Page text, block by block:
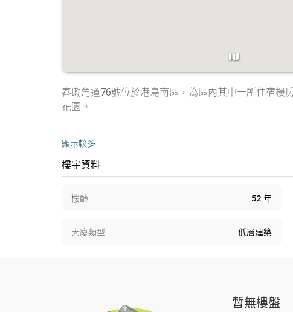
舂磡角道76號位於港島南區，為區內其中一所住宿
花園。
顯示較多
樓宇資料
樓齡 52 年
大廈類型 低層建築
暫無樓盤